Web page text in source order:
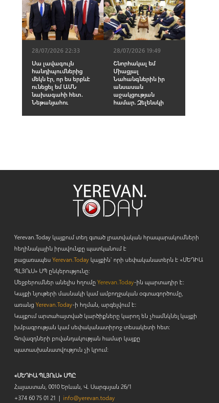
28/07/2026 22:33
Սա լավագույն
հանդիպումներից
մեկն էր, որ ես երբևէ
ունեցել եմ ԱՄՆ
նախագահի հետ․
Նեթանյահու
28/07/2026 19:49
Շնորհակալ եմ
Միացյալ
Նահանգներին իր
անսասան
աջակցության
համար. Զելենսկի
Yerevan.Today կայքում տեղ գտած լրատվական հրապարակումների
հեղինակային իրավունքը պատկանում է
բացառապես Yerevan.Todayկայքին` որի սեփականատերն է «ՄԵԴԻԱ
ՊԼՅՈւՍ» ՍՊ ընկերությունը։
Մեջբերումներ անելիս հղումը Yerevan.Today-ին պարտադիր է:
Կայքի նյութերի մասնակի կամ ամբողջական օգտագործումը,
առանց Yerevan.Today-ի հղման, արգելվում է:
Կայքում արտահայտված կարծիքները կարող են չհամնկնել կայքի
խմբագրության կամ սեփականատիրոջ տեսակետի հետ:
Գովազդների բովանդակության համար կայքը
պատասխանատվություն չի կրում:
«ՄԵԴԻԱ ՊԼՅՈւՍ» ՍՊԸ
Հայաստան, 0010 Երևան, Վ. Սարգսյան 26/1
+374 60 75 01 21 | info@yerevan.today